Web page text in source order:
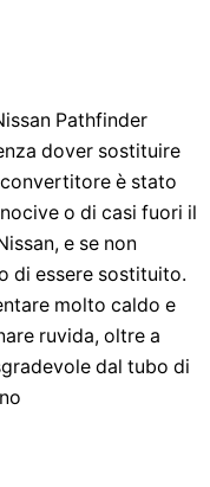
Pathfinder
dover sostituire
è stato
o di casi fuori il
e se non
di essere sostituito.
molto caldo e
ruvida, oltre a
dal tubo di